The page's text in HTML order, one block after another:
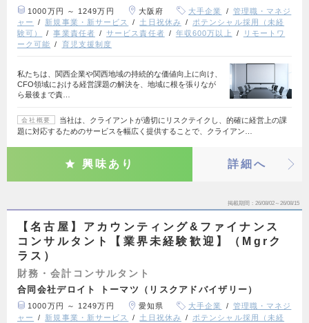
1000万円 ～ 1249万円 大阪府 大手企業
管理職・マネジ
ャー
新規事業・新サービス 土日祝休み
ポテンシャル採用（未経
験可）
事業責任者 サービス責任者 年収600万以上
リモートワ
ーク可能
育児支援制度
私たちは、関西企業や関西地域の持続的な価値向上に向け、
CFO領域における経営課題の解決を、地域に根を張りなが
ら最後まで責…
会社概要
当社は、クライアントが適切にリスクテイクし、的確に経営上の課
題に対応するためのサービスを幅広く提供することで、クライアン…
興味あり 詳細へ
掲載期間 26/08/02～26/08/15
【名古屋】アカウンティング&ファイナンス
コンサルタント【業界未経験歓迎】（Mgrク
ラス）
財務・会計コンサルタント
合同会社デロイト トーマツ（リスクアドバイザリー）
1000万円 ～ 1249万円 愛知県 大手企業
管理職・マネジ
ャー
新規事業・新サービス 土日祝休み
ポテンシャル採用（未経